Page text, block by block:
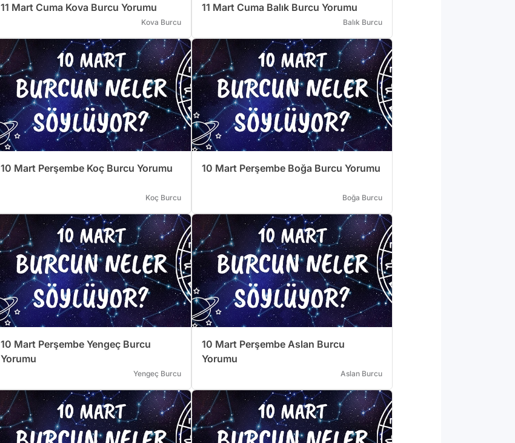
11 Mart Cuma Kova Burcu Yorumu
Kova Burcu
11 Mart Cuma Balık Burcu Yorumu
Balık Burcu
10 Mart Perşembe Koç Burcu Yorumu
Koç Burcu
10 Mart Perşembe Boğa Burcu Yorumu
Boğa Burcu
10 Mart Perşembe Yengeç Burcu
Yorumu
Yengeç Burcu
10 Mart Perşembe Aslan Burcu
Yorumu
Aslan Burcu